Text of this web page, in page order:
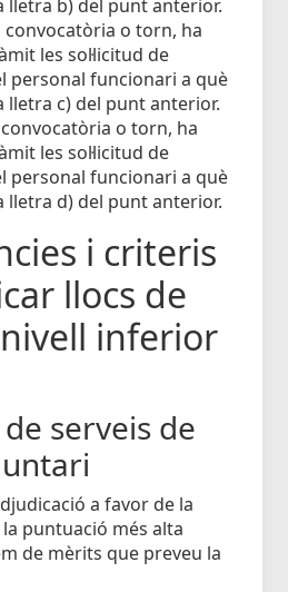
lletra b) del punt anterior.
convocatòria o torn, ha
les sol·licitud de
personal funcionari a què
lletra c) del punt anterior.
o torn, ha
les sol·licitud de
personal funcionari a què
lletra d) del punt anterior.
i criteris
llocs de
inferior
serveis de
a favor de la
puntuació més alta
de mèrits que preveu la